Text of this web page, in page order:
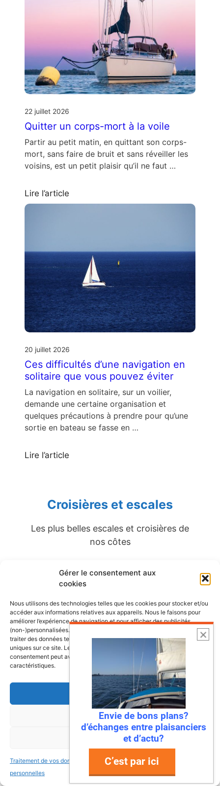
Gérer le consentement aux
cookies
Nous utilisons des technologies telles que les cookies pour stocker et/ou
accéder aux informations relatives aux appareils. Nous le faisons pour
améliorer l’expérience de navigation et pour afficher des publicités
(non-)personnalisées. Consentir à ces technologies nous autorisera à
traiter des données telles que le comportement de navigation ou les ID
uniques sur ce site. Le fait de ne pas consentir ou de retirer son
consentement peut avoir un effet négatif sur certaines fonctonnalités et
caractéristiques.
Accepter
Refuser
Voir les préférences
Traitement de vos données
personnelles
Traitement de vos données
personnelles
22 juillet 2026
Quitter un corps-mort à la voile
Partir au petit matin, en quittant son corps-
mort, sans faire de bruit et sans réveiller les
voisins, est un petit plaisir qu’il ne faut …
Lire l’article
20 juillet 2026
Ces difficultés d’une navigation en
solitaire que vous pouvez éviter
La navigation en solitaire, sur un voilier,
demande une certaine organisation et
quelques précautions à prendre pour qu’une
sortie en bateau se fasse en …
Lire l’article
Croisières et escales
Les plus belles escales et croisières de
nos côtes
Envie de fraicheur ? Larguez les
amarres direction la Normandie
plongent dans une mer turquoise, des ports
de pêche colorés où l’on déguste des huîtres
Envie de bons plans?
d’échanges entre plaisanciers
et d’actu?
C’est par ici